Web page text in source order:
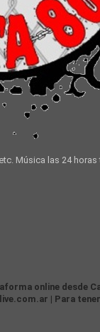
Música las 24
online desde
| Para